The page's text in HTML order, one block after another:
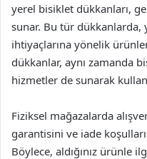
yerel bisiklet dükkanları,
sunar. Bu tür
ihtiyaçlarına yönelik
dükkanlar, aynı zamanda
hizmetler de sunarak
Fiziksel mağazalarda
garantisini ve iade
Böylece, aldığınız ürünle